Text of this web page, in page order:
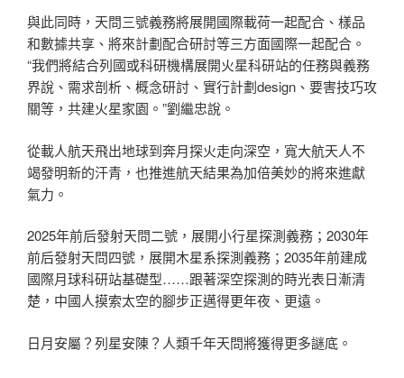
與此同時，天問三號義務將展開國際載荷一起配合、樣品
和數據共享、將來計劃配合研討等三方面國際一起配合。
“我們將結合列國或科研機構展開火星科研站的任務與義務
界說、需求剖析、概念研討、實行計劃design、要害技巧攻
關等，共建火星家園。”劉繼忠說。
從載人航天飛出地球到奔月探火走向深空，寬大航天人不
竭發明新的汗青，也推進航天結果為加倍美妙的將來進獻
氣力。
2025年前后發射天問二號，展開小行星探測義務；2030年
前后發射天問四號，展開木星系探測義務；2035年前建成
國際月球科研站基礎型……跟著深空探測的時光表日漸清
楚，中國人摸索太空的腳步正邁得更年夜、更遠。
日月安屬？列星安陳？人類千年天問將獲得更多謎底。